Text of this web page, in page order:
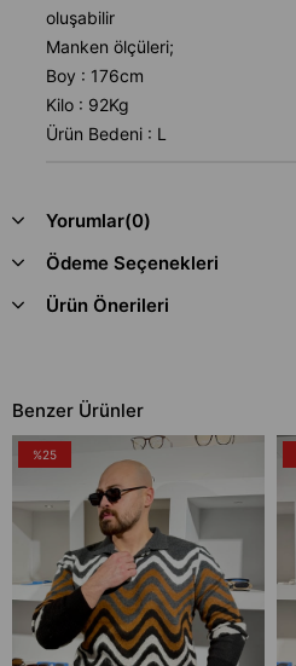
oluşabilir
Manken ölçüleri;
Boy : 176cm
Kilo : 92Kg
Ürün Bedeni : L
Yorumlar(0)
Ödeme Seçenekleri
Ürün Önerileri
Benzer Ürünler
%25